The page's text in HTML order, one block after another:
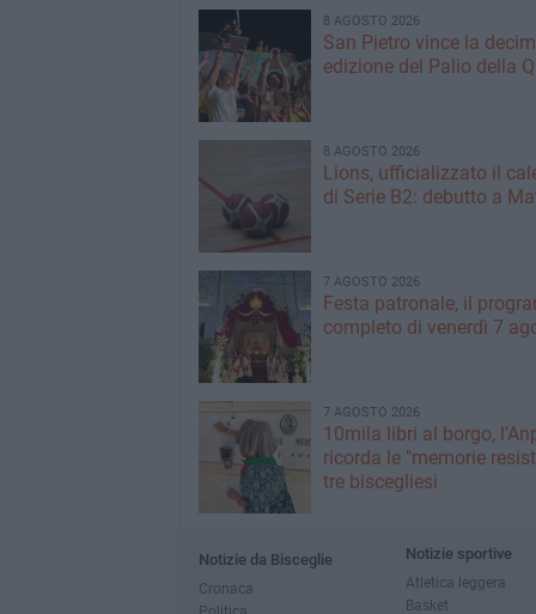
8 AGOSTO 2026
San Pietro vince la
edizione del Palio della
8 AGOSTO 2026
Lions, ufficializzato il
di Serie B2: debutto a
7 AGOSTO 2026
Festa patronale, il
completo di venerdì 7
7 AGOSTO 2026
10mila libri al borgo,
ricorda le "memorie
tre biscegliesi
Notizie da Bisceglie
Cronaca
Notizie sportive
Atletica leggera
Basket